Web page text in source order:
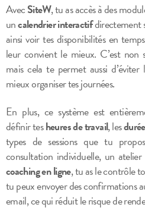
AvecSiteW, tu as accès à des
uncalendrier interactifdirectement
ainsi voir tes disponibilités en
leur convient le mieux. C’est
mais cela te permet aussi
mieux organiser tes journées.
En plus, ce système est
définir tesheures de travail, les
types de sessions que tu
consultation individuelle, un
coaching en ligne, tu as le contrôle
tu peux envoyer des confirmations
email, ce qui réduit le risque de